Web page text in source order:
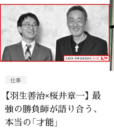
仕事
【羽生善治×桜井章一】 最
強の勝負師が語り合う、
本当の「才能」